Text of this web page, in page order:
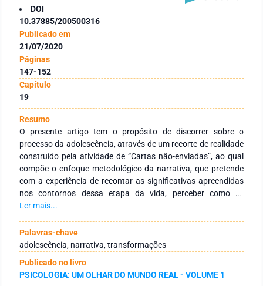
DOI
10.37885/200500316
Publicado em
21/07/2020
Páginas
147-152
Capítulo
19
Resumo
O presente artigo tem o propósito de discorrer sobre o
processo da adolescência, através de um recorte de realidade
construído pela atividade de “Cartas não-enviadas”, ao qual
compõe o enfoque metodológico da narrativa, que pretende
com a experiência de recontar as significativas apreendidas
nos contornos dessa etapa da vida, perceber como se
apresenta a busca pelo ser e estar no mundo e possíveis
Ler mais...
Palavras-chave
adolescência, narrativa, transformações
Publicado no livro
PSICOLOGIA: UM OLHAR DO MUNDO REAL - VOLUME 1